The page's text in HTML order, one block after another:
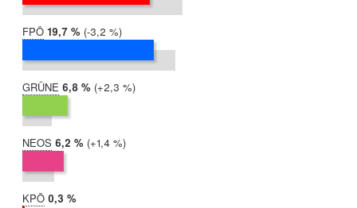
FPÖ 2019:
19,7 %
2014:
22,9 %
Differenz:
-3,2 %
GRÜNE 2019:
6,8 %
2014:
4,4 %
Differenz:
+2,3 %
NEOS 2019:
6,2 %
2014:
4,8 %
Differenz:
+1,4 %
KPÖ 2019:
0,3 %